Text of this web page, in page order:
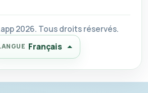
2026. Tous droits réservés.
Français